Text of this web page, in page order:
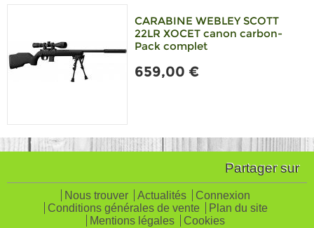
CARABINE WEBLEY SCOTT
22LR XOCET canon carbon-
Pack complet
659,00 €
Partager sur
Nous trouver Actualités
Connexion
Conditions générales de vente
Plan du site
Mentions légales
Cookies